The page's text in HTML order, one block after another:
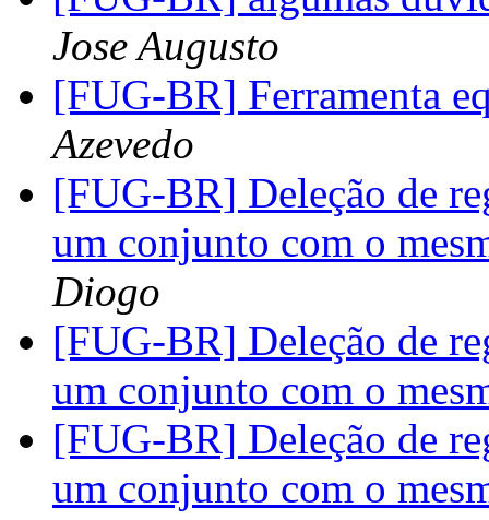
Jose Augusto
[FUG-BR] Ferramenta
Azevedo
[FUG-BR] Deleção de
um conjunto com o
Diogo
[FUG-BR] Deleção de
um conjunto com o
[FUG-BR] Deleção de
um conjunto com o